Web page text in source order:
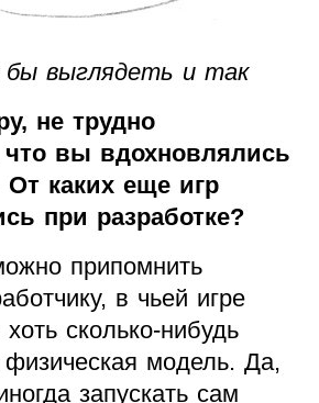
бы выглядеть и так
не трудно
что вы вдохновлялись
каких еще игр
при разработке?
припомнить
в чьей игре
хоть сколько-нибудь
физическая модель. Да,
запускать сам